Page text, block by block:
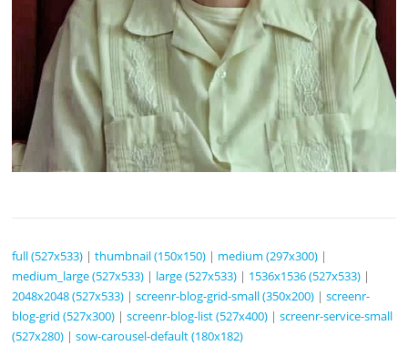
full (527x533) |thumbnail (150x150) | medium (297x300) |
medium_large (527x533) | large (527x533) | 1536x1536 (527x533) |
2048x2048 (527x533) |screenr-blog-grid-small (350x200) |screenr-
blog-grid (527x300) |screenr-blog-list (527x400) |screenr-service-small
(527x280) |sow-carousel-default (180x182)